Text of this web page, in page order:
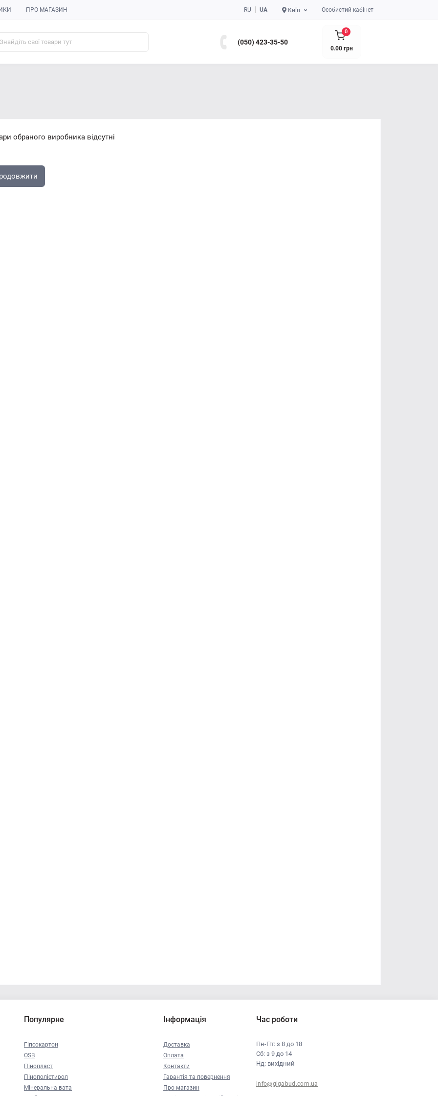
ПРО МАГАЗИН RU UA Київ Особистий кабінет
(050) 423-35-50
0
0.00 грн
обраного виробника відсутні
Популярне
Гіпсокартон
OSB
Пінопласт
Пінополістирол
Мінеральна вата
Інформація
Доставка
Оплата
Контакти
Гарантія та повернення
Про магазин
Час роботи
Пн-Пт: з 8 до 18
Сб: з 9 до 14
Нд: вихідний
info@gigabud.com.ua